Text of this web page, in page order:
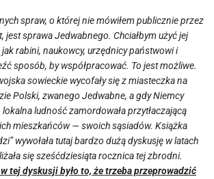
spraw, o której nie mówiłem publicznie przez
jest sprawa Jedwabnego. Chciałbym użyć jej
jak rabini, naukowcy, urzędnicy państwowi i
sposób, by współpracować. To jest możliwe.
sowieckie wycofały się z miasteczka na
Polski, zwanego Jedwabne, a gdy Niemcy
ludność zamordowała przytłaczającą
mieszkańców — swoich sąsiadów. Książka
wywołała tutaj bardzo dużą dyskusję w latach
się sześćdziesiąta rocznica tej zbrodni.
tej dyskusji było to, że trzeba przeprowadzić